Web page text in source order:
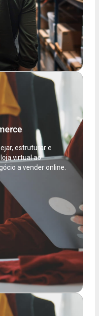
estruturar e
virtual ao
a vender online.